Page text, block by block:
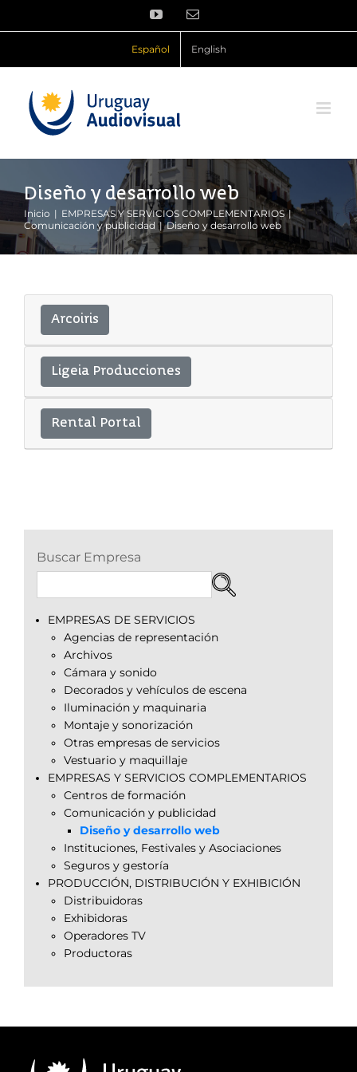
YouTubeCorreo
Español English
Diseño y desarrollo web
Inicio
EMPRESAS Y SERVICIOS COMPLEMENTARIOS
Comunicación y publicidad
Diseño y desarrollo web
Arcoiris
Ligeia Producciones
Rental Portal
Buscar Empresa
EMPRESAS DE SERVICIOS
Agencias de representación
Archivos
Cámara y sonido
Decorados y vehículos de escena
Iluminación y maquinaria
Montaje y sonorización
Otras empresas de servicios
Vestuario y maquillaje
EMPRESAS Y SERVICIOS COMPLEMENTARIOS
Centros de formación
Comunicación y publicidad
Diseño y desarrollo web
Instituciones, Festivales y Asociaciones
Seguros y gestoría
PRODUCCIÓN, DISTRIBUCIÓN Y EXHIBICIÓN
Distribuidoras
Exhibidoras
Operadores TV
Productoras